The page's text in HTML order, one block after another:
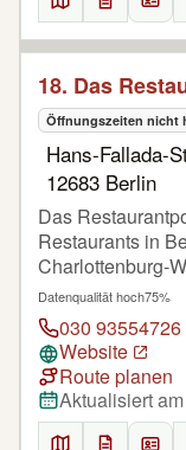
18. Das
Öffnungszeiten nicht
Hans-Fallada-
12683 Berlin
Das
Restaurants in
Charlottenburg-
Datenqualität hoch75%
030 93554726
Website
Route planen
Aktualisiert